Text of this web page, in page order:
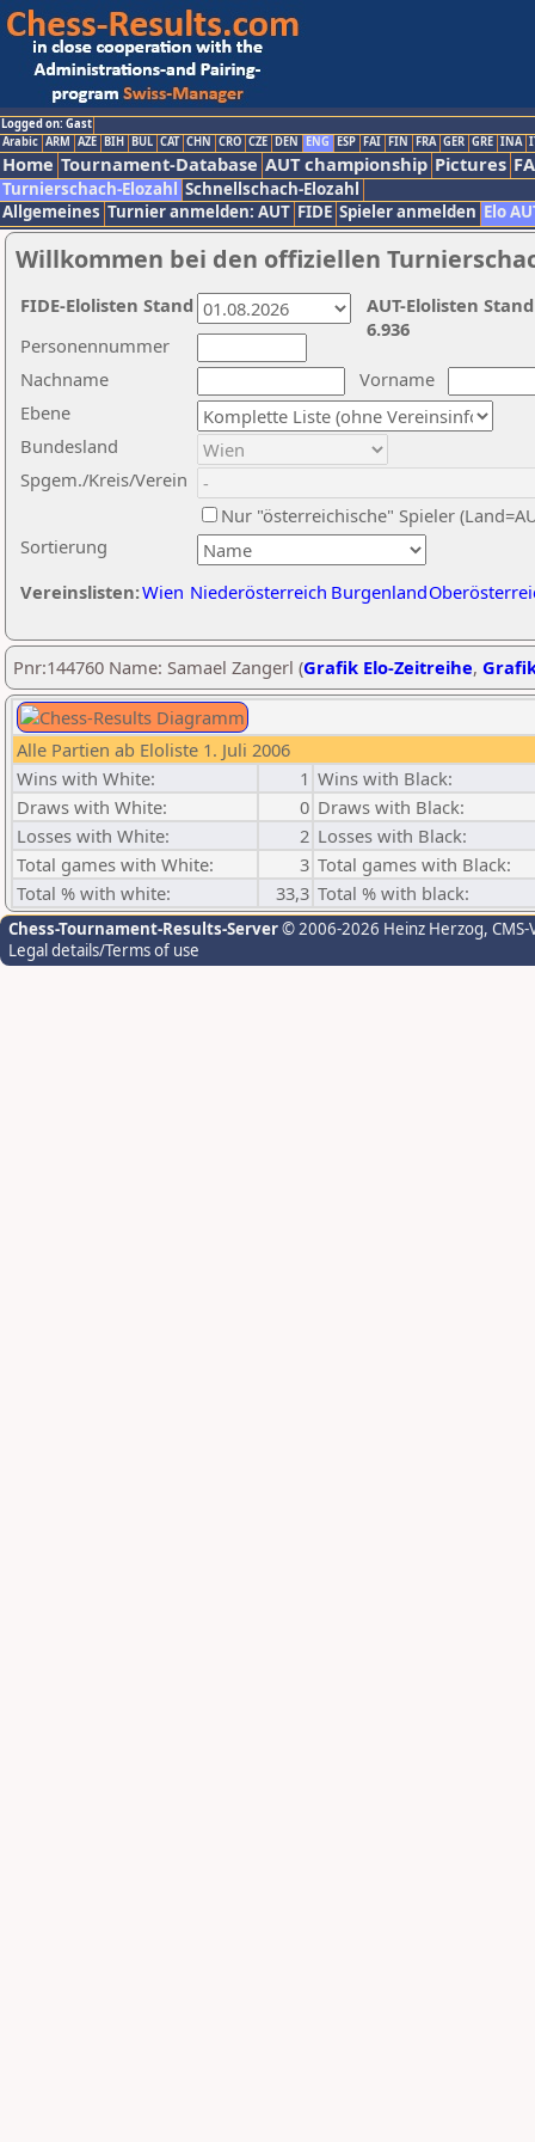
Logged on: Gast
Arabic ARM AZE BIH BUL CAT CHN CRO CZE DEN ENG ESP FAI FIN FRA GER GRE INA
Home Tournament-Database AUT championship Pictures
Turnierschach-Elozahl Schnellschach-Elozahl
Allgemeines Turnier anmelden: AUT FIDE Spieler anmelden Elo
Willkommen bei den offiziellen
Nachname
Vorname
Ebene
Sortierung
Personennummer
Bundesland
Spgem./Kreis/Verein
Nur "österreichische" Spieler
Vereinslisten:Wien Niederösterreich Burgenland
AUT-Elolisten
6.936
FIDE-Elolisten Stand
Pnr:144760 Name: Samael Zangerl (Grafik Elo-Zeitreihe,
Alle Partien ab Eloliste 1. Juli 2006
Wins with White:
1 Wins with Black:
Draws with White:
0 Draws with Black:
Losses with White:
2 Losses with Black:
Total games with White:
3 Total games with Black:
Total % with white:
33,3 Total % with black:
Chess-Tournament-Results-Server© 2006-2026 Heinz Herzog,
Legal details/Terms of use